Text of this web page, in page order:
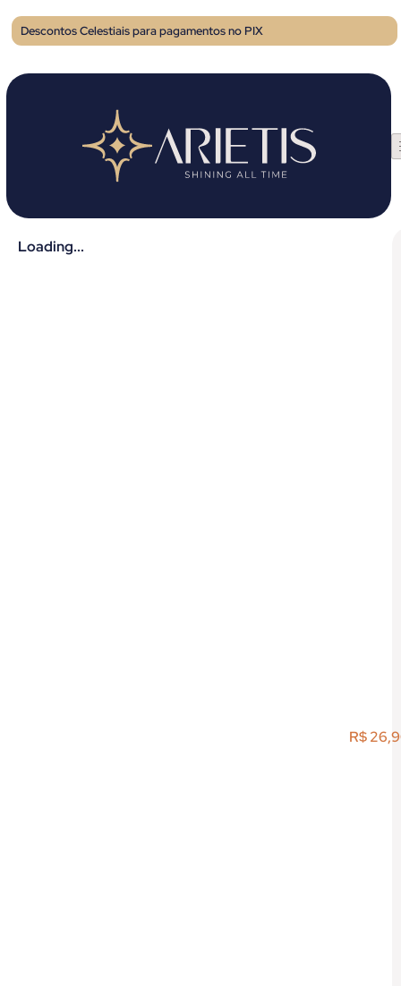
Descontos Celestiais para pagamentos no PIX
Loading...
R$